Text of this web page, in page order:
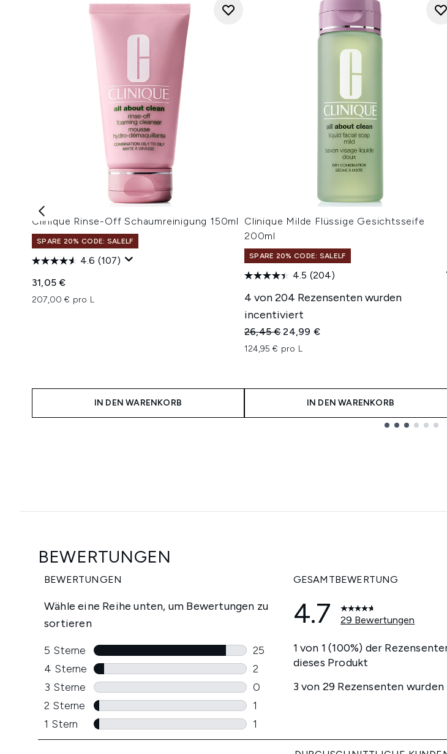
Clinique Rinse-Off Schaumreinigung 150ml
SPARE 20% CODE: SALELF
4.6 (107)
31,05 €
207,00 € pro L
IN DEN WARENKORB
Clinique Milde Flüssige Gesichtsseife
200ml
SPARE 20% CODE: SALELF
4.5 (204)
4 von 204 Rezensenten wurden
incentiviert
Unverbindliche Preisempfehlung:
26,45 €Aktueller Preis:
24,99 €
124,95 € pro L
IN DEN WARENKORB